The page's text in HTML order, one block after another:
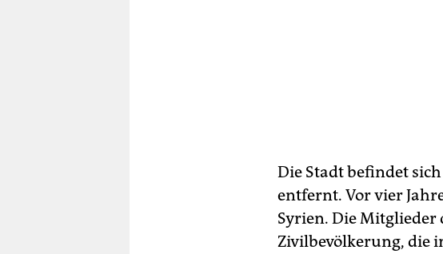
Die Stadt befindet
entfernt. Vor vier
Syrien. Die Mitglieder
Zivilbevölkerung, die